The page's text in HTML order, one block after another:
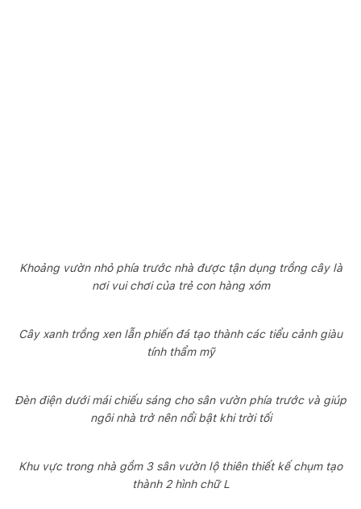
Khoảng vườn nhỏ phía trước nhà được tận dụng trồng cây là
nơi vui chơi của trẻ con hàng xóm
Cây xanh trồng xen lẫn phiến đá tạo thành các tiểu cảnh giàu
tính thẩm mỹ
Đèn điện dưới mái chiếu sáng cho sân vườn phía trước và giúp
ngôi nhà trở nên nổi bật khi trời tối
Khu vực trong nhà gồm 3 sân vườn lộ thiên thiết kế chụm tạo
thành 2 hình chữ L